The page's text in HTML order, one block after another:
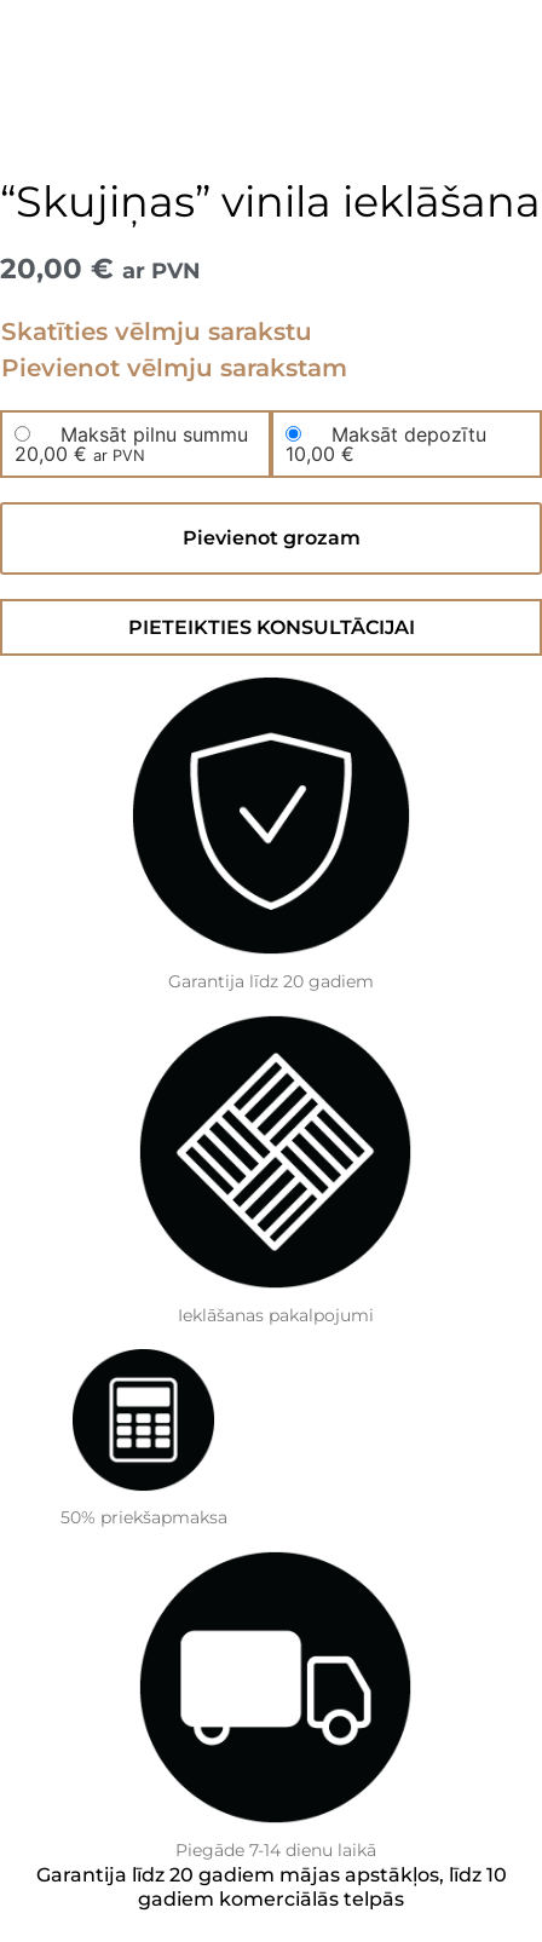
“Skujiņas” vinila ieklāšana
20,00 € ar PVN
Skatīties vēlmju sarakstu
Pievienot vēlmju sarakstam
Maksāt pilnu summu
20,00 € ar PVN
Maksāt depozītu
10,00 €
“Skujiņas”
daudzums
Pievienot grozam
PIETEIKTIES KONSULTĀCIJAI
Garantija līdz 20 gadiem
Ieklāšanas pakalpojumi
50% priekšapmaksa
Piegāde 7-14 dienu laikā
Garantija līdz 20 gadiem mājas apstākļos, līdz 10
gadiem komerciālās telpās